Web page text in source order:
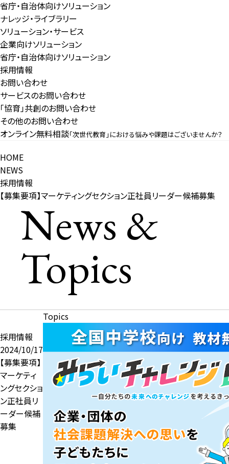
省庁・自治体向けソリューション
ナレッジ・ライブラリー
ソリューション・サービス
企業向けソリューション
省庁・自治体向けソリューション
採用情報
お問い合わせ
サービスのお問い合わせ
「協育」共創のお問い合わせ
その他のお問い合わせ
オンライン無料相談「次世代教育」における悩みや課題はございませんか？
HOME
NEWS
採用情報
【募集要項】マーケティングセクション正社員リーダー候補募集
News &
Topics
採用情報
2024/10/17
【募集要項】
マーケティ
ングセクショ
ン正社員リ
ーダー候補
募集
Topics